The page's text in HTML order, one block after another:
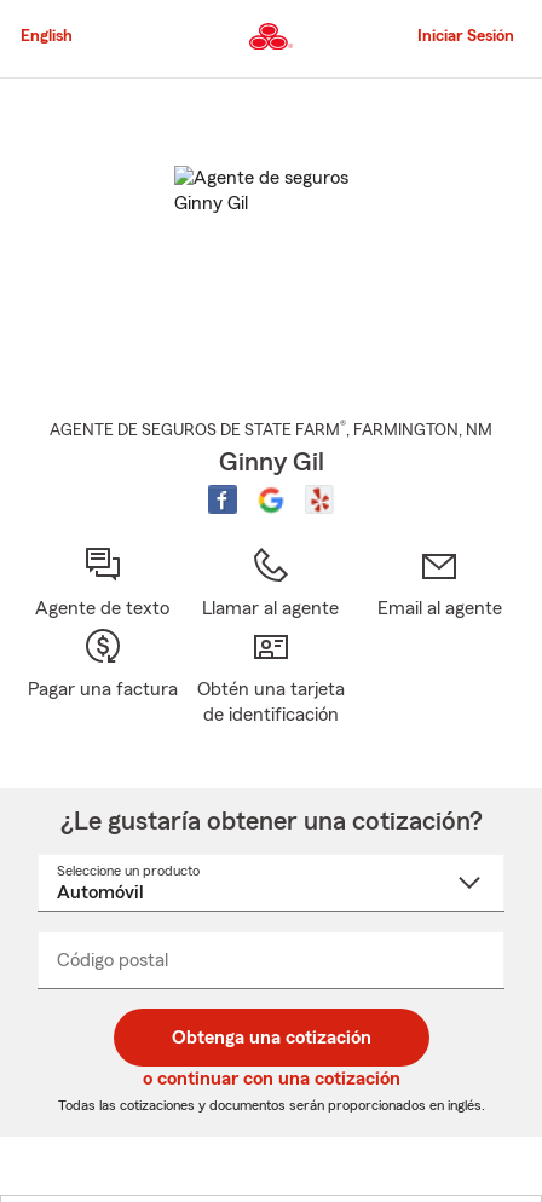
al
principal
English Iniciar Sesión
AGENTE DE SEGUROS DE STATE FARM®, FARMINGTON , NM
Ginny Gil
Agente de texto Llamar al agente Email al agente
Pagar una factura
Obtén una tarjeta
de identificación
¿Le gustaría obtener una cotización?
Seleccione un producto
desplegable
Código postal
de
5
dígitos
de
5
dígitos
_____
Obtenga una cotización
o continuar con una cotización
Todas las cotizaciones y documentos serán proporcionados en inglés.